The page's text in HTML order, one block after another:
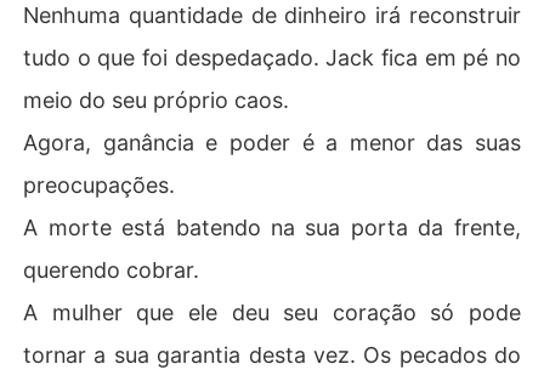
Nenhuma quantidade de dinheiro irá reconstruir
tudo o que foi despedaçado. Jack fica em pé no
meio do seu próprio caos.
Agora, ganância e poder é a menor das suas
preocupações.
A morte está batendo na sua porta da frente,
querendo cobrar.
A mulher que ele deu seu coração só pode
tornar a sua garantia desta vez. Os pecados do